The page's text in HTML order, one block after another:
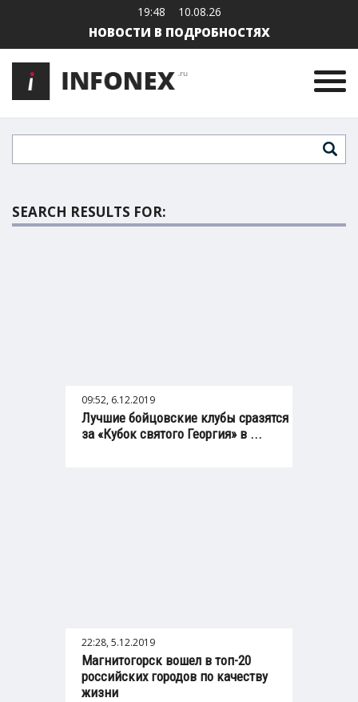
19:48 10.08.26
НОВОСТИ В ПОДРОБНОСТЯХ
SEARCH RESULTS FOR:
09:52, 6.12.2019
Лучшие бойцовские клубы сразятся
за «Кубок святого Георгия» в ...
22:28, 5.12.2019
Магнитогорск вошел в топ-20
российских городов по качеству
жизни